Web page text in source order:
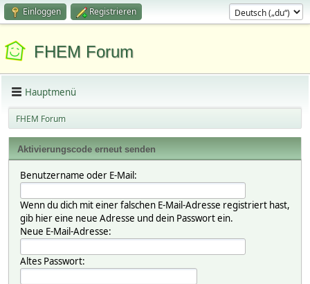
Einloggen Registrieren
FHEM Forum
Hauptmenü
FHEM Forum
Aktivierungscode erneut senden
Benutzername oder E-Mail:
Wenn du dich mit einer falschen E-Mail-Adresse registriert hast,
gib hier eine neue Adresse und dein Passwort ein.
Neue E-Mail-Adresse:
Altes Passwort: